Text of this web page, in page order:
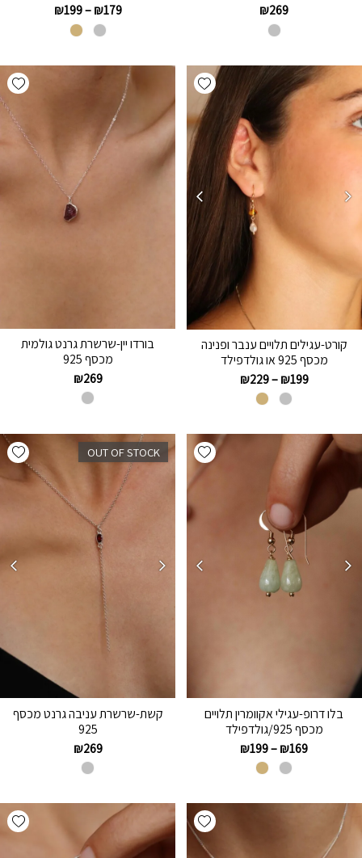
₪269
₪179
–
₪199
Add wishlist
קורט-עגילים תלויים ענבר ופנינה
מכסף 925 או גולדפילד
₪199
–
₪229
בורדו יין-שרשרת גרנט גולמית
מכסף 925
₪269
Add wishlist
בלו דרופ-עגילי אקוומרין תלויים
מכסף 925/גולדפילד
₪169
–
₪199
OUT OF STOCK
קשת-שרשרת עניבה גרנט מכסף
925
₪269
Add wishlist